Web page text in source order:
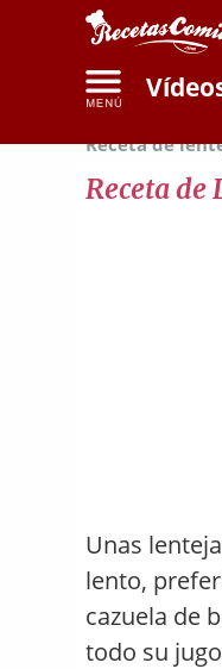
Receta de
Receta de
Unas
lento,
cazuela de
todo su